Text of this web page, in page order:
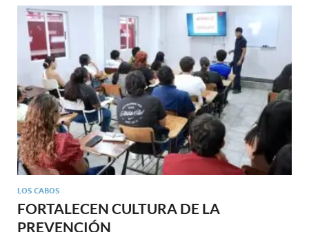
LOS CABOS
FORTALECEN CULTURA DE LA
PREVENCIÓN